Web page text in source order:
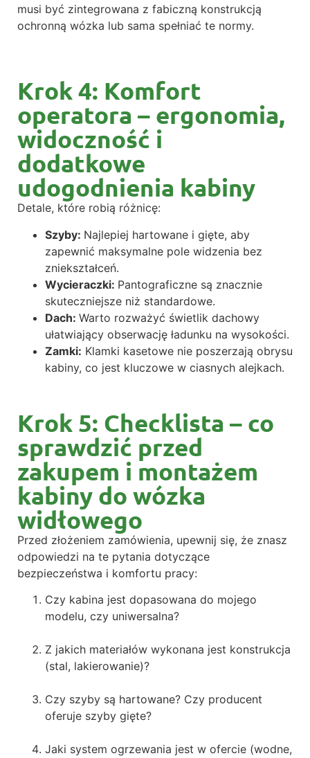
musi być zintegrowana z fabiczną konstrukcją
ochronną wózka lub sama spełniać te normy.
Krok 4: Komfort
operatora – ergonomia,
widoczność i
dodatkowe
udogodnienia kabiny
Detale, które robią różnicę:
Szyby: Najlepiej hartowane i gięte, aby
zapewnić maksymalne pole widzenia bez
zniekształceń.
Wycieraczki: Pantograficzne są znacznie
skuteczniejsze niż standardowe.
Dach: Warto rozważyć świetlik dachowy
ułatwiający obserwację ładunku na wysokości.
Zamki: Klamki kasetowe nie poszerzają obrysu
kabiny, co jest kluczowe w ciasnych alejkach.
Krok 5: Checklista – co
sprawdzić przed
zakupem i montażem
kabiny do wózka
widłowego
Przed złożeniem zamówienia, upewnij się, że znasz
odpowiedzi na te pytania dotyczące
bezpieczeństwa i komfortu pracy:
Czy kabina jest dopasowana do mojego
modelu, czy uniwersalna?
Z jakich materiałów wykonana jest konstrukcja
(stal, lakierowanie)?
Czy szyby są hartowane? Czy producent
oferuje szyby gięte?
Jaki system ogrzewania jest w ofercie (wodne,